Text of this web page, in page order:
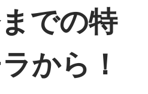
での特
から！